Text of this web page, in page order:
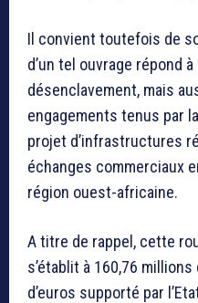
Il convient toutefois de
d’un tel ouvrage répond
désenclavement, mais
engagements tenus par
projet d’infrastructures
échanges commerciaux
région ouest-africaine.
A titre de rappel, cette
s’établit à 160,76
d’euros supporté par